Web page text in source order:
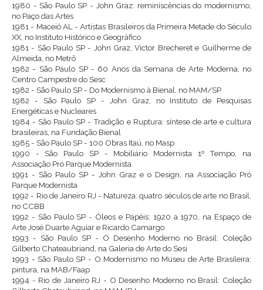
1980 - São Paulo SP - John Graz: reminiscências do modernismo,
no Paço das Artes
1981 - Maceió AL - Artistas Brasileiros da Primeira Metade do Século
XX, no Instituto Histórico e Geográfico
1981 - São Paulo SP - John Graz, Victor Brecheret e Guilherme de
Almeida, no Metrô
1982 - São Paulo SP - 60 Anos da Semana de Arte Moderna, no
Centro Campestre do Sesc
1982 - São Paulo SP - Do Modernismo à Bienal, no MAM/SP
1982 - São Paulo SP - John Graz, no Instituto de Pesquisas
Energéticas e Nucleares
1984 - São Paulo SP - Tradição e Ruptura: síntese de arte e cultura
brasileiras, na Fundação Bienal
1985 - São Paulo SP - 100 Obras Itaú, no Masp
1990 - São Paulo SP - Mobiliário Modernista 1º Tempo, na
Associação Pró Parque Modernista
1991 - São Paulo SP - John Graz e o Design, na Associação Pró
Parque Modernista
1992 - Rio de Janeiro RJ - Natureza: quatro séculos de arte no Brasil,
no CCBB
1992 - São Paulo SP - Óleos e Papéis: 1920 a 1970, na Espaço de
Arte José Duarte Aguiar e Ricardo Camargo
1993 - São Paulo SP - O Desenho Moderno no Brasil: Coleção
Gilberto Chateaubriand, na Galeria de Arte do Sesi
1993 - São Paulo SP - O Modernismo no Museu de Arte Brasileira:
pintura, na MAB/Faap
1994 - Rio de Janeiro RJ - O Desenho Moderno no Brasil: Coleção